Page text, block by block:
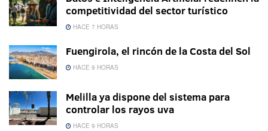
competitividad del sector turístico
HACE 7 HORAS
Fuengirola, el rincón de la Costa del Sol
HACE 9 HORAS
Melilla ya dispone del sistema para
controlar los rayos uva
HACE 9 HORAS